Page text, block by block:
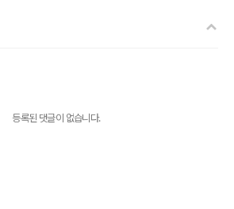
등록된 댓글이 없습니다.